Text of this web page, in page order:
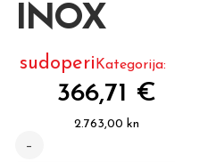
INOX
Kategorija:
sudoperi
366,71 €
2.763,00 kn